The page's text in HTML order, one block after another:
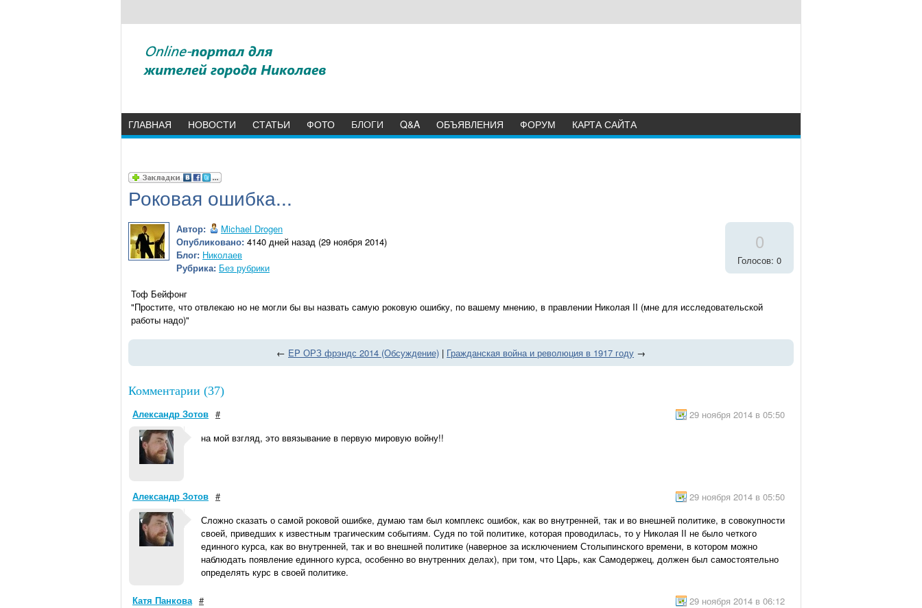
ГЛАВНАЯ НОВОСТИ СТАТЬИ ФОТО БЛОГИ Q&A ОБЪЯВЛЕНИЯ ФОРУМ КАРТА САЙТА
Роковая ошибка...
Автор:
Michael Drogen
Опубликовано: 4140 дней назад (29 ноября 2014)
Блог: Николаев
Рубрика: Без рубрики
0
Голосов: 0
Тоф Бейфонг
"Простите, что отвлекаю но не могли бы вы назвать самую роковую ошибку, по вашему мнению, в правлении Николая II (мне для исследовательской
работы надо)"
← EP ОРЗ фрэндс 2014 (Обсуждение) | Гражданская война и революция в 1917 году →
Комментарии (37)
Александр Зотов #
29 ноября 2014 в 05:50
на мой взгляд, это ввязывание в первую мировую войну!!
Александр Зотов #
29 ноября 2014 в 05:50
Сложно сказать о самой роковой ошибке, думаю там был комплекс ошибок, как во внутренней, так и во внешней политике, в совокупности
своей, приведших к известным трагическим событиям. Судя по той политике, которая проводилась, то у Николая II не было четкого
единного курса, как во внутренней, так и во внешней политике (наверное за исключением Столыпинского времени, в котором можно
наблюдать появление единного курса, особенно во внутренних делах), при том, что Царь, как Самодержец, должен был самостоятельно
определять курс в своей политике.
Катя Панкова #
29 ноября 2014 в 06:12